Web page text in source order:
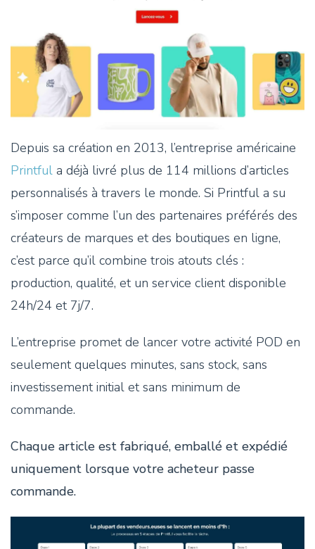
Depuis sa création en 2013, l’entreprise américaine
Printful a déjà livré plus de 114 millions d’articles
personnalisés à travers le monde. Si Printful a su
s’imposer comme l’un des partenaires préférés des
créateurs de marques et des boutiques en ligne,
c’est parce qu’il combine trois atouts clés :
production, qualité, et un service client disponible
24h/24 et 7j/7.
L’entreprise promet de lancer votre activité POD en
seulement quelques minutes, sans stock, sans
investissement initial et sans minimum de
commande.
Chaque article est fabriqué, emballé et expédié
uniquement lorsque votre acheteur passe
commande.